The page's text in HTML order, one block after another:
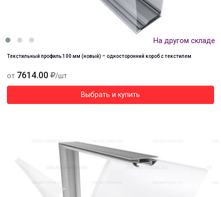
На другом складе
Текстильный профиль 100 мм (новый) – односторонний короб с текстилем
от 7614.00 /шт
Выбрать и купить